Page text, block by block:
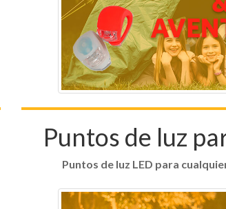
Puntos de luz
Puntos de luz LED para